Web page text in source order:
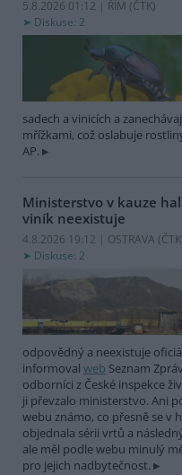
5.8.2026 01:12 | ŘÍM (ČTK)
Diskuse: 2
sadech a vinicích a
mřížkami, což oslabuje
AP.
Ministerstvo v kauze
viník neexistuje
4.8.2026 19:12 | OSTRAVA (ČTK
Diskuse: 2
odpovědný a neexistuje
informoval web Seznam
odborníci z České inspekce
ji převzalo ministerstvo. Ani
webu známo, co přesně se v
objednala sérii vrtů a
ale měl podle webu minulý
pro jejich nadbytečnost.